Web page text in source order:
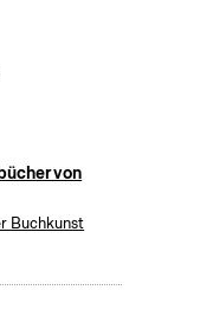
von
Buchkunst